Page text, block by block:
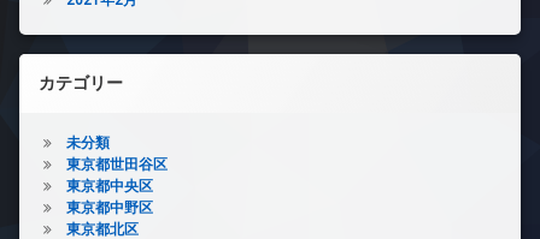
カテゴリー
未分類
東京都世田谷区
東京都中央区
東京都中野区
東京都北区